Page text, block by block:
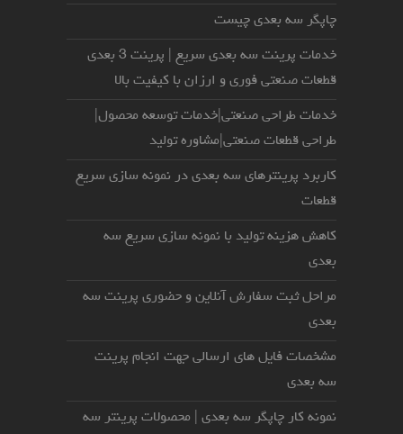
چاپگر سه بعدی چیست
خدمات پرینت سه بعدی سریع | پرینت 3 بعدی
قطعات صنعتی فوری و ارزان با کیفیت بالا
خدمات طراحی صنعتی|خدمات توسعه محصول|
طراحی قطعات صنعتی|مشاوره تولید
کاربرد پرینترهای سه بعدی در نمونه سازی سریع
قطعات
کاهش هزینه تولید با نمونه سازی سریع سه
بعدی
مراحل ثبت سفارش آنلاین و حضوری پرینت سه
بعدی
مشخصات فایل های ارسالی جهت انجام پرینت
سه بعدی
نمونه کار چاپگر سه بعدی | محصولات پرینتر سه